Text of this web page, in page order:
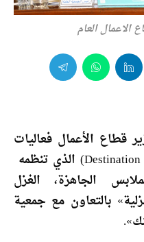
الاعمال العام
قطاع الأعمال فعاليات
معرض ومؤتمر ( Destination Africa2018) الذي تنظمه
الجاهزة، الغزل
بالتعاون مع جمعية